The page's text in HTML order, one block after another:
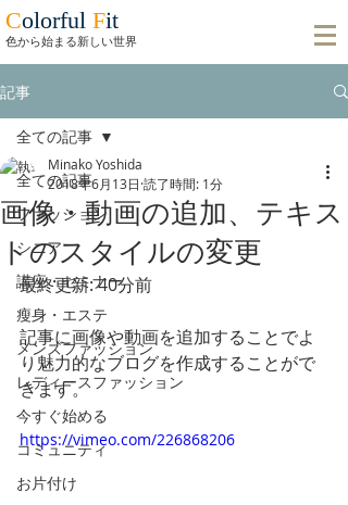
​色から始まる新しい世界
Colorful Fit
記事
全ての記事
ファッション
シニア
講座・セミナー
瘦身・エステ
メンズファッション
レディースファッション
今すぐ始める
コミュニティ
お片付け
全ての記事
画像・動画の追加、テキス
トのスタイルの変更
Minako Yoshida
2018年6月13日 読了時間: 1分
最終更新: 40分前
記事に画像や動画を追加することでよ
り魅力的なブログを作成することがで
きます。
https://vimeo.com/226868206